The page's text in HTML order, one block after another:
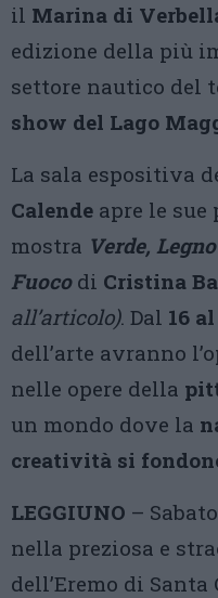
il Marina di
edizione della più
settore nautico del
show del Lago
La sala espositiva
Calende apre le sue
mostra Verde,
Fuocodi Cristina
all’articolo). Dal 16
dell’arte avranno
nelle opere della
un mondo dove la
creatività si
LEGGIUNO –
nella preziosa e
dell’Eremo di Santa